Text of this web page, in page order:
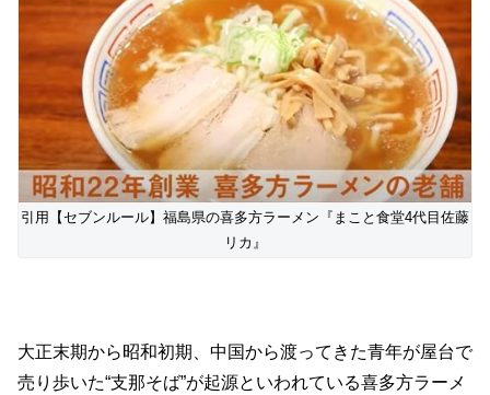
引用【セブンルール】福島県の喜多方ラーメン『まこと食堂4代目佐藤
リカ』
大正末期から昭和初期、中国から渡ってきた青年が屋台で
売り歩いた“支那そば”が起源といわれている喜多方ラーメ